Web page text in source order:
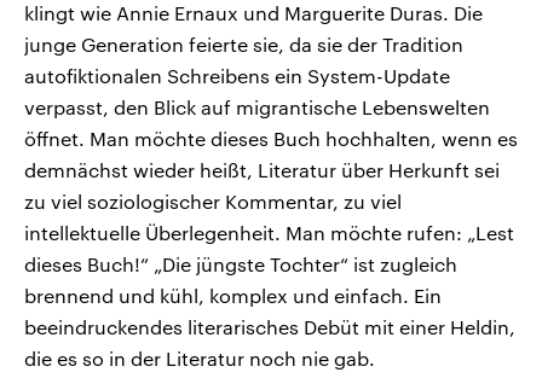
klingt wie Annie Ernaux und Marguerite Duras. Die
junge Generation feierte sie, da sie der Tradition
autofiktionalen Schreibens ein System-Update
verpasst, den Blick auf migrantische Lebenswelten
öffnet. Man möchte dieses Buch hochhalten, wenn es
demnächst wieder heißt, Literatur über Herkunft sei
zu viel soziologischer Kommentar, zu viel
intellektuelle Überlegenheit. Man möchte rufen: „Lest
dieses Buch!“ „Die jüngste Tochter“ ist zugleich
brennend und kühl, komplex und einfach. Ein
beeindruckendes literarisches Debüt mit einer Heldin,
die es so in der Literatur noch nie gab.